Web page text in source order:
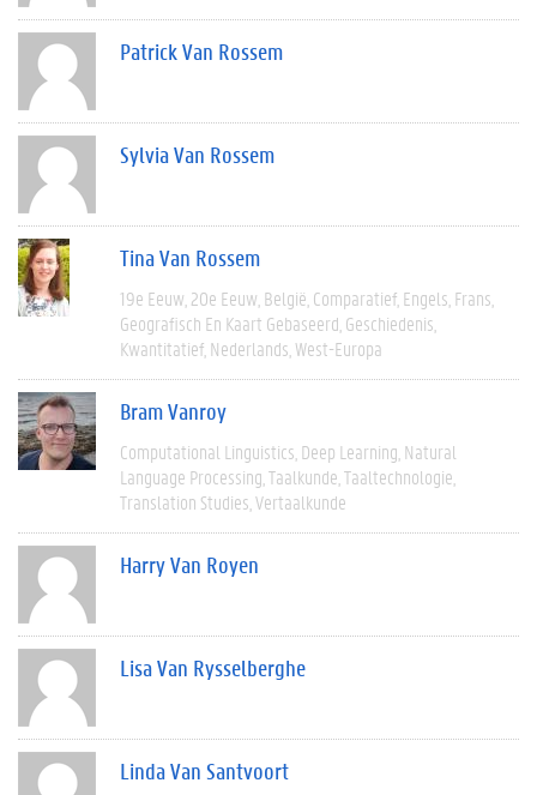
Patrick Van Rossem
Sylvia Van Rossem
Tina Van Rossem
19e Eeuw 20e Eeuw België Comparatief Engels Frans
Geografisch En Kaart Gebaseerd Geschiedenis
Kwantitatief Nederlands West-Europa
Bram Vanroy
Computational Linguistics Deep Learning Natural
Language Processing Taalkunde Taaltechnologie
Translation Studies Vertaalkunde
Harry Van Royen
Lisa Van Rysselberghe
Linda Van Santvoort